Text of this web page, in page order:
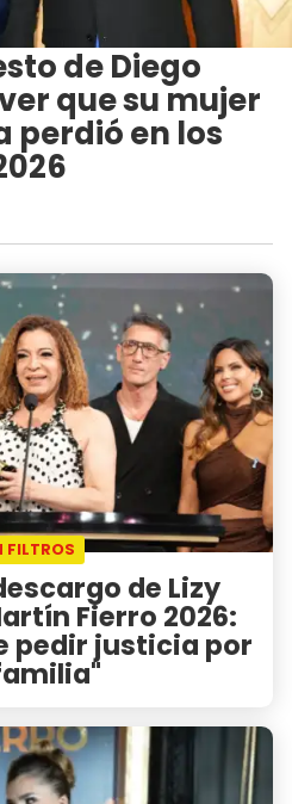
de Diego
que su mujer
perdió en los
FILTROS
de Lizy
Fierro 2026:
pedir justicia por